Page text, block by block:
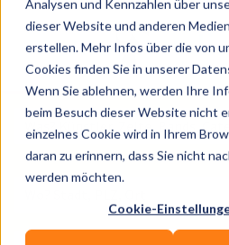
Analysen und Kennzahlen über
dieser Website und anderen
erstellen. Mehr Infos über die von
Cookies finden Sie in unserer
Wenn Sie ablehnen, werden Ihre
beim Besuch dieser Website nicht
einzelnes Cookie wird in Ihrem
daran zu erinnern, dass Sie nicht
werden möchten.
Cookie-